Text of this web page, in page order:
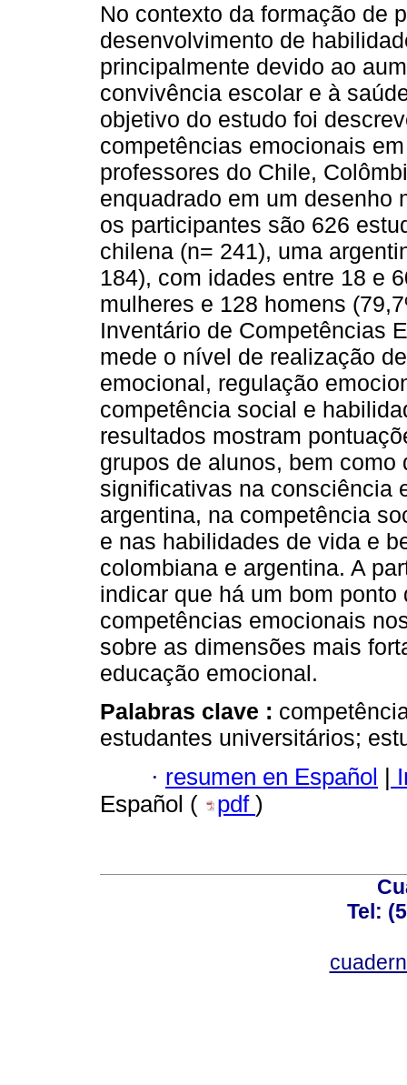
No contexto da formação de
desenvolvimento de
principalmente devido ao
convivência escolar e à
objetivo do estudo foi
competências emocionais
professores do Chile,
enquadrado em um desenho
os participantes são 626
chilena (n= 241), uma
184), com idades entre 18 e
mulheres e 128 homens
Inventário de Competências
mede o nível de realização
emocional, regulação
competência social e
resultados mostram
grupos de alunos, bem
significativas na consciência
argentina, na competência
e nas habilidades de vida e
colombiana e argentina. A
indicar que há um bom
competências emocionais
sobre as dimensões mais
educação emocional.
Palabras clave :
estudantes universitários;
· resumen en Español |
Español (
pdf )
Tel: